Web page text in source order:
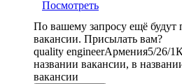
Посмотреть
По вашему запросу ещё будут
вакансии. Присылать вам?
quality engineerАрмения5/26/1
названии вакансии, в
вакансии